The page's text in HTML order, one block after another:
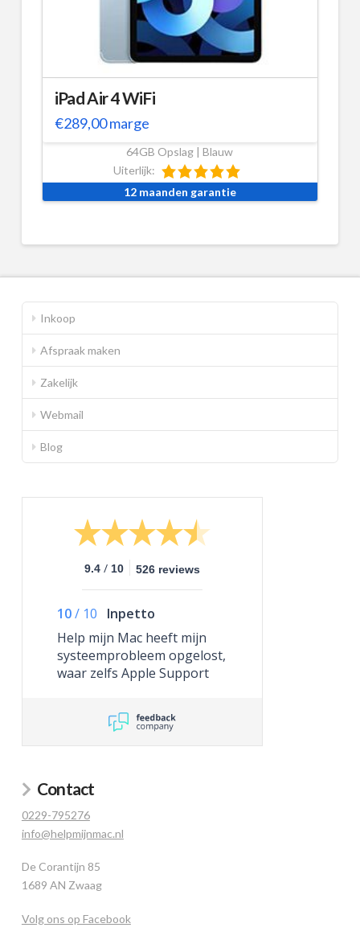
iPad Air 4 WiFi
€289,00marge
64GB Opslag | Blauw
Uiterlijk:
12 maanden garantie
Inkoop
Afspraak maken
Zakelijk
Webmail
Blog
9.4 / 10 526 reviews
10/ 10
Inpetto
Help mijn Mac heeft mijn
systeemprobleem opgelost,
waar zelfs Apple Support
Contact
0229-795276
info@helpmijnmac.nl
De Corantijn 85
1689 AN Zwaag
Volg ons op Facebook